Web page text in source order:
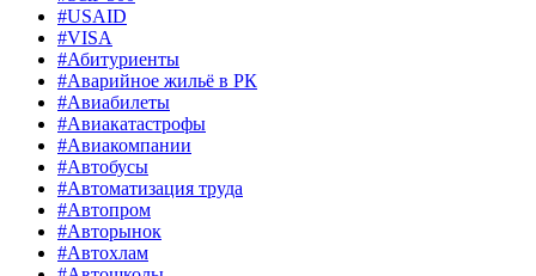
#USAID
#VISA
#Абитуриенты
#Аварийное жильё в РК
#Авиабилеты
#Авиакатастрофы
#Авиакомпании
#Автобусы
#Автоматизация труда
#Автопром
#Авторынок
#Автохлам